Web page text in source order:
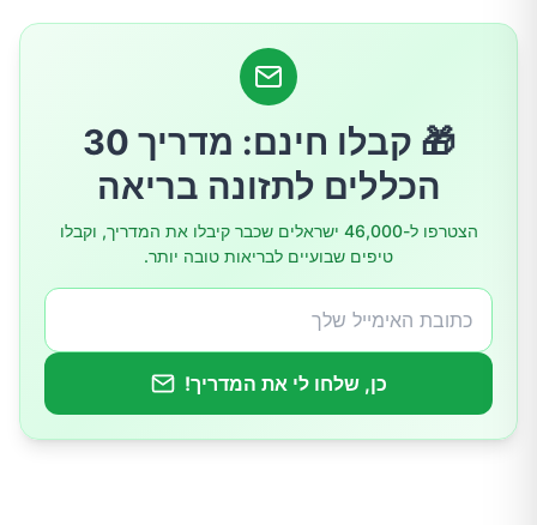
🎁 קבלו חינם: מדריך 30
הכללים לתזונה בריאה
הצטרפו ל-46,000 ישראלים שכבר קיבלו את המדריך, וקבלו
טיפים שבועיים לבריאות טובה יותר.
כן, שלחו לי את המדריך!